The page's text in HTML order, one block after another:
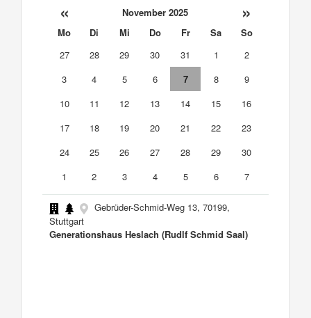
« November 2025 »
Mo Di Mi Do Fr Sa
So
27
28 29 30 31 1
2
3
4 5 6 7 8
9
10
11 12 13 14 15
16
17
18 19 20 21 22
23
24
25 26 27 28 29
30
1
2 3 4 5 6 7
Gebrüder-Schmid-Weg 13, 70199,
Stuttgart
Generationshaus Heslach (Rudlf Schmid Saal)